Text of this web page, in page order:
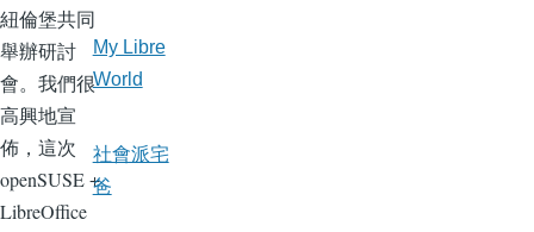
紐倫堡共同
舉辦研討
會。我們很
高興地宣
佈，這次
openSUSE +
LibreOffice
My Libre
World
社會派宅
爸